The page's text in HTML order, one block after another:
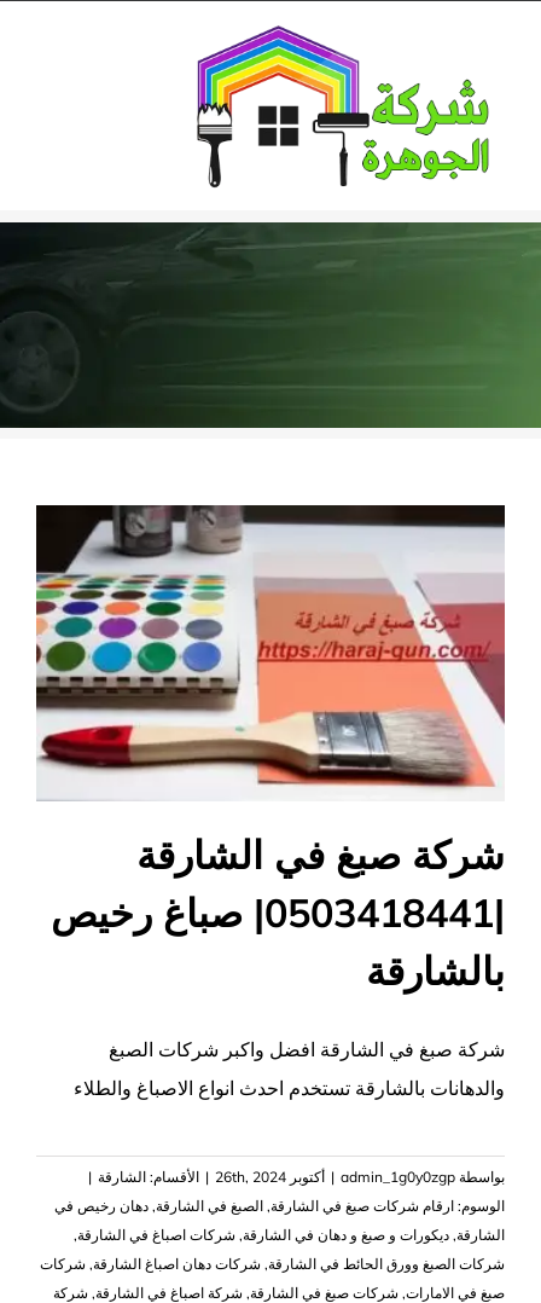
content
شركة صبغ في الشارقة
|0503418441| صباغ رخيص
بالشارقة
شركة صبغ في الشارقة افضل واكبر شركات الصبغ
والدهانات بالشارقة تستخدم احدث انواع الاصباغ والطلاء
بواسطة admin_1g0y0zgp
| أكتوبر 26th, 2024 | الأقسام: الشارقة |
الوسوم: ‏ارقام شركات صبغ في الشارقة, الصبغ في الشارقة, دهان رخيص في
الشارقة, ديكورات و صبغ و دهان في الشارقة, شركات اصباغ في الشارقة,
‏شركات الصبغ وورق الحائط في الشارقة, شركات دهان اصباغ الشارقة, شركات
صبغ في الامارات, شركات صبغ في الشارقة, شركة اصباغ في الشارقة, شركة